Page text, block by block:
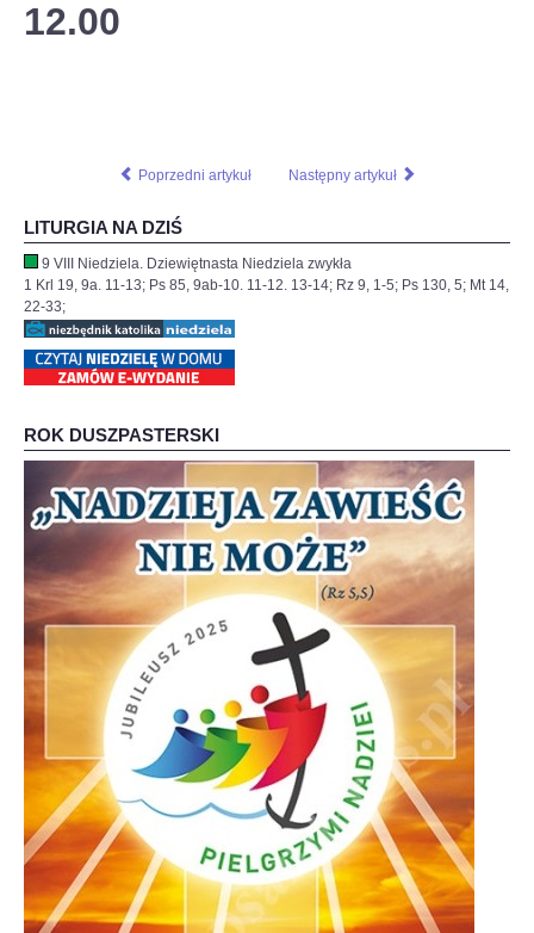
12.00
Poprzedni artykuł Następny artykuł
LITURGIA NA DZIŚ
9 VIII Niedziela. Dziewiętnasta Niedziela zwykła
1 Krl 19, 9a. 11-13; Ps 85, 9ab-10. 11-12. 13-14; Rz 9, 1-5; Ps 130, 5; Mt 14,
22-33;
ROK DUSZPASTERSKI